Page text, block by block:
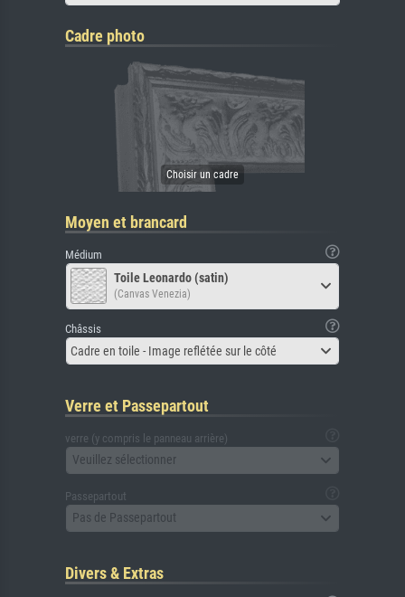
Cadre photo
Moyen et brancard
Médium
Toile Leonardo (satin)
(Canvas Venezia)
Châssis
Cadre en toile - Image reflétée sur le côté
Verre et Passepartout
verre (y compris le panneau arrière)
Veuillez sélectionner
Passepartout
Pas de Passepartout
Divers & Extras